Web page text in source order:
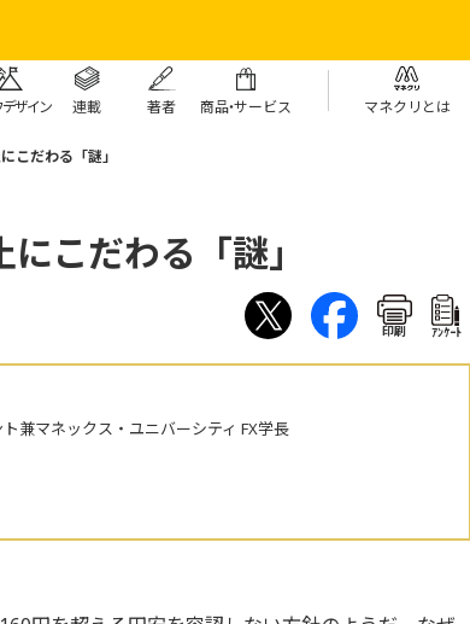
ザイン 連載 著者 商品・サービス マネクリとは
こだわる「謎」
こだわる「謎」
印刷 ｱﾝｹｰﾄ
兼マネックス・ユニバーシティ FX学長